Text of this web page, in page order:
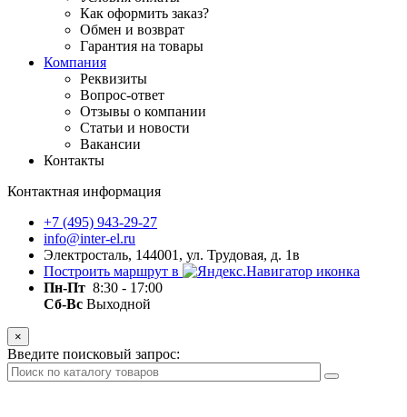
Как оформить заказ?
Обмен и возврат
Гарантия на товары
Компания
Реквизиты
Вопрос-ответ
Отзывы о компании
Статьи и новости
Вакансии
Контакты
Контактная информация
+7 (495) 943-29-27
info@inter-el.ru
Электросталь, 144001, ул. Трудовая, д. 1в
Построить маршрут в
Пн-Пт 8:30 - 17:00
Сб-Вс Выходной
×
Введите поисковый запрос: